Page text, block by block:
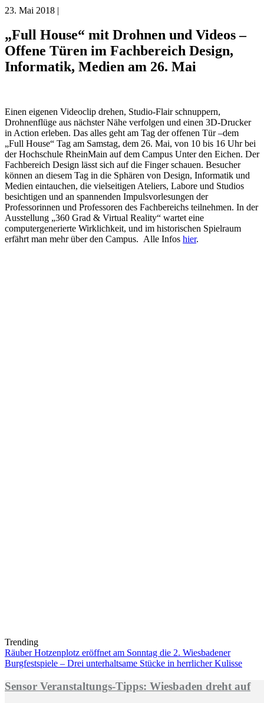
23. Mai 2018 |
„Full House“ mit Drohnen und Videos –
Offene Türen im Fachbereich Design,
Informatik, Medien am 26. Mai
Einen eigenen Videoclip drehen, Studio-Flair schnuppern,
Drohnenflüge aus nächster Nähe verfolgen und einen 3D-Drucker
in Action erleben. Das alles geht am Tag der offenen Tür –dem
„Full House“ Tag am Samstag, dem 26. Mai, von 10 bis 16 Uhr bei
der Hochschule RheinMain auf dem Campus Unter den Eichen. Der
Fachbereich Design lässt sich auf die Finger schauen. Besucher
können an diesem Tag in die Sphären von Design, Informatik und
Medien eintauchen, die vielseitigen Ateliers, Labore und Studios
besichtigen und an spannenden Impulsvorlesungen der
Professorinnen und Professoren des Fachbereichs teilnehmen. In der
Ausstellung „360 Grad & Virtual Reality“ wartet eine
computergenerierte Wirklichkeit, und im historischen Spielraum
erfährt man mehr über den Campus. Alle Infos hier.
Trending
Räuber Hotzenplotz eröffnet am Sonntag die 2. Wiesbadener
Burgfestspiele – Drei unterhaltsame Stücke in herrlicher Kulisse
Sensor Veranstaltungs-Tipps: Wiesbaden dreht auf